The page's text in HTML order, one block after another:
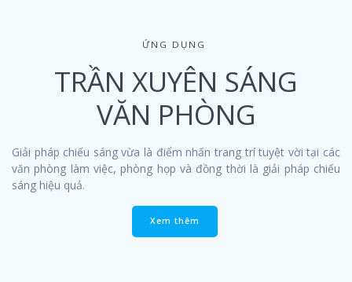
ỨNG DỤNG
TRẦN XUYÊN SÁNG
VĂN PHÒNG
Giải pháp chiếu sáng vừa là điểm nhấn trang trí tuyệt vời tại các
văn phòng làm việc, phòng họp và đồng thời là giải pháp chiếu
sáng hiệu quả.
Xem thêm